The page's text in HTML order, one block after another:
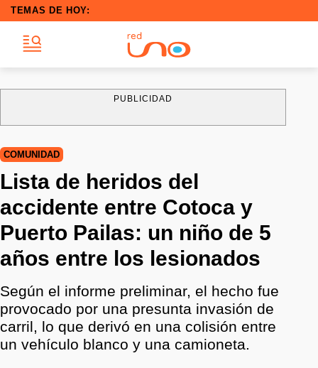
TEMAS DE HOY:
PUBLICIDAD
COMUNIDAD
Lista de heridos del
accidente entre Cotoca y
Puerto Pailas: un niño de 5
años entre los lesionados
Según el informe preliminar, el hecho fue
provocado por una presunta invasión de
carril, lo que derivó en una colisión entre
un vehículo blanco y una camioneta.